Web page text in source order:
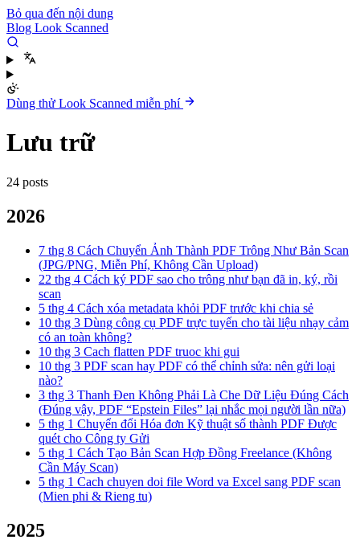
Bỏ qua đến nội dung
Blog Look Scanned
Dùng thử Look Scanned miễn phí
Lưu trữ
24 posts
2026
7 thg 8 Cách Chuyển Ảnh Thành PDF Trông Như Bản Scan
(JPG/PNG, Miễn Phí, Không Cần Upload)
22 thg 4 Cách ký PDF sao cho trông như bạn đã in, ký, rồi
scan
5 thg 4 Cách xóa metadata khỏi PDF trước khi chia sẻ
10 thg 3 Dùng công cụ PDF trực tuyến cho tài liệu nhạy cảm
có an toàn không?
10 thg 3 Cach flatten PDF truoc khi gui
10 thg 3 PDF scan hay PDF có thể chỉnh sửa: nên gửi loại
nào?
3 thg 3 Thanh Đen Không Phải Là Che Dữ Liệu Đúng Cách
(Đúng vậy, PDF “Epstein Files” lại nhắc mọi người lần nữa)
5 thg 1 Chuyển đổi Hóa đơn Kỹ thuật số thành PDF Được
quét cho Công ty Gửi
5 thg 1 Cách Tạo Bản Scan Hợp Đồng Freelance (Không
Cần Máy Scan)
5 thg 1 Cach chuyen doi file Word va Excel sang PDF scan
(Mien phi & Rieng tu)
2025